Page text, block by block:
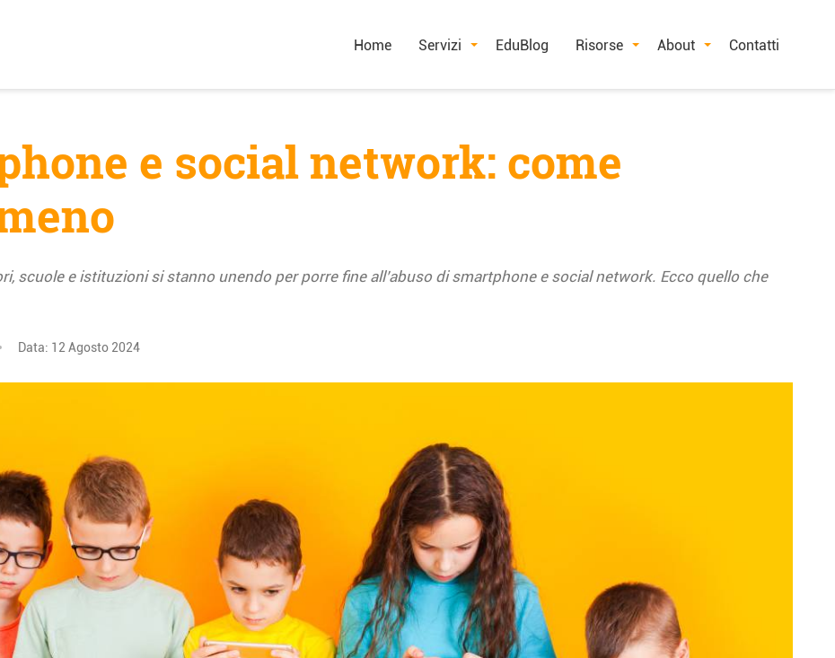
Home Servizi EduBlog Risorse About Contatti
e social network: come
scuole e istituzioni si stanno unendo per porre fine all’abuso di smartphone e social network. Ecco quello che
Data: 12 Agosto 2024